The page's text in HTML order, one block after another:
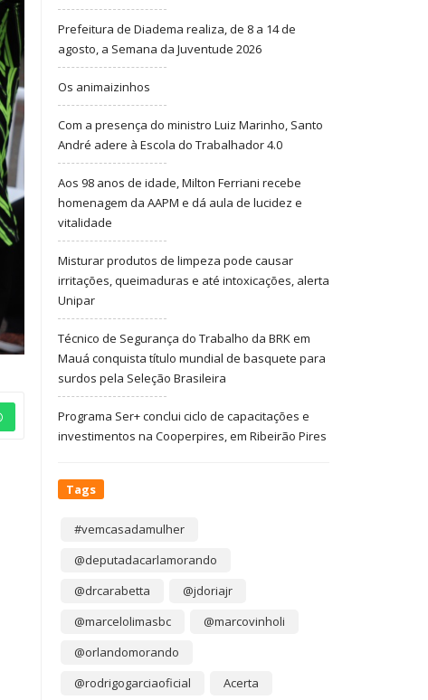
Prefeitura de Diadema realiza, de 8 a 14 de
agosto, a Semana da Juventude 2026
Os animaizinhos
Com a presença do ministro Luiz Marinho, Santo
André adere à Escola do Trabalhador 4.0
Aos 98 anos de idade, Milton Ferriani recebe
homenagem da AAPM e dá aula de lucidez e
vitalidade
Misturar produtos de limpeza pode causar
irritações, queimaduras e até intoxicações, alerta
Unipar
Técnico de Segurança do Trabalho da BRK em
Mauá conquista título mundial de basquete para
surdos pela Seleção Brasileira
Programa Ser+ conclui ciclo de capacitações e
investimentos na Cooperpires, em Ribeirão Pires
Tags
#vemcasadamulher
@deputadacarlamorando
@drcarabetta
@jdoriajr
@marcelolimasbc
@marcovinholi
@orlandomorando
@rodrigogarciaoficial
Acerta